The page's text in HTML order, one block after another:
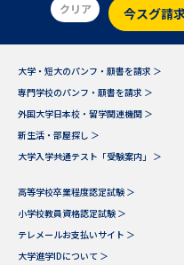
クリア 今スグ請
大学・短大のパンフ・願書を請求 ＞
専門学校のパンフ・願書を請求 ＞
外国大学日本校・留学関連機関 ＞
新生活・部屋探し ＞
大学入学共通テスト「受験案内」 ＞
高等学校卒業程度認定試験 ＞
小学校教員資格認定試験 ＞
テレメールお支払いサイト ＞
大学進学IDについて ＞